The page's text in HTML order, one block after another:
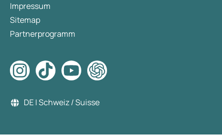
Impressum
Sitemap
Partnerprogramm
DE | Schweiz / Suisse